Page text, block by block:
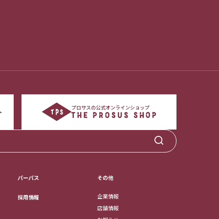
プロサスの公式オンラインショップ
パーパス
採用情報
その他
企業情報
店舗情報